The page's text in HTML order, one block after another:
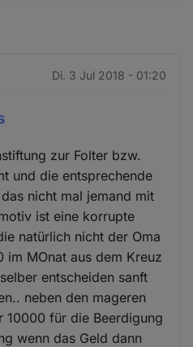
Di. 3 Jul 2018 - 01:20
zur Folter bzw.
und die entsprechende
nicht mal jemand mit
ist eine korrupte
natürlich nicht der Oma
MOnat aus dem Kreuz
entscheiden sanft
neben den mageren
10000 für die Beerdigung
wenn das Geld dann